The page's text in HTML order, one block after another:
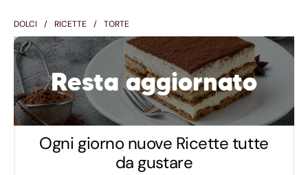
DOLCI RICETTE TORTE
Resta aggiornato
Ogni giorno nuove Ricette tutte
da gustare